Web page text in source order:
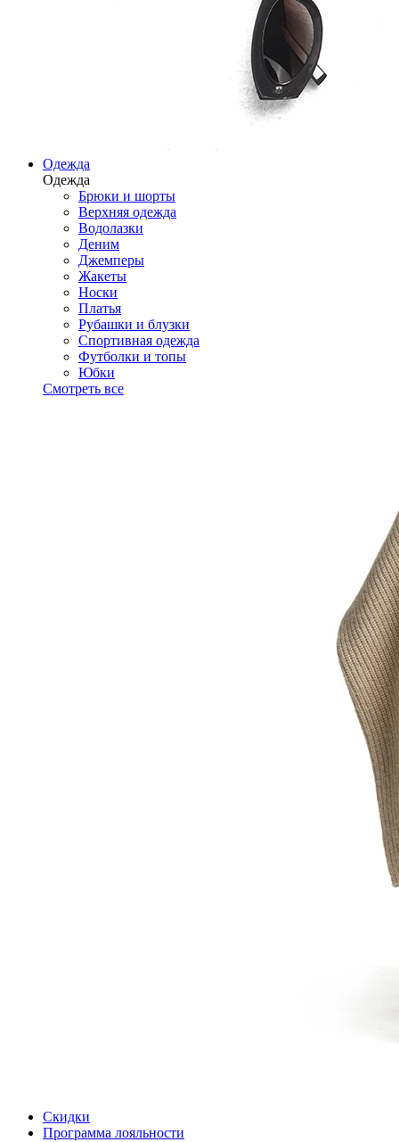
Одежда
Одежда
Брюки и шорты
Верхняя одежда
Водолазки
Деним
Джемперы
Жакеты
Носки
Платья
Рубашки и блузки
Спортивная одежда
Футболки и топы
Юбки
Смотреть все
Скидки
Программа лояльности